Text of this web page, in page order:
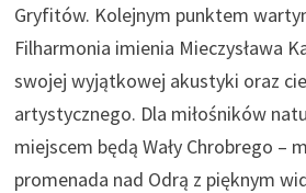
Gryfitów. Kolejnym punktem
Filharmonia imienia Mieczysława
swojej wyjątkowej akustyki oraz
artystycznego. Dla miłośników
miejscem będą Wały Chrobrego –
promenada nad Odrą z pięknym